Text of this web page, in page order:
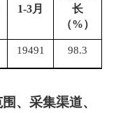
1-3月
长
（%）
19491 98.3
、采集渠道、